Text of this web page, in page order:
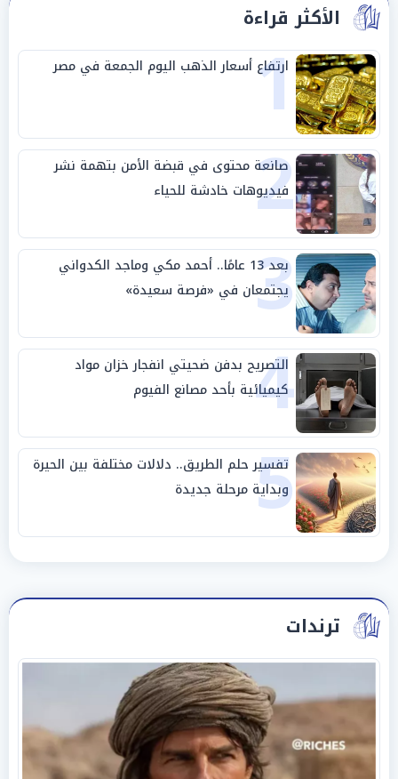
الأكثر قراءة
1
ارتفاع أسعار الذهب اليوم الجمعة في مصر
2
صانعة محتوى في قبضة الأمن بتهمة نشر
فيديوهات خادشة للحياء
3 بعد 13 عامًا.. أحمد مكي وماجد الكدواني
يجتمعان في «فرصة سعيدة»
4
التصريح بدفن ضحيتي انفجار خزان مواد
كيميائية بأحد مصانع الفيوم
5
تفسير حلم الطريق.. دلالات مختلفة بين الحيرة
وبداية مرحلة جديدة
ترندات